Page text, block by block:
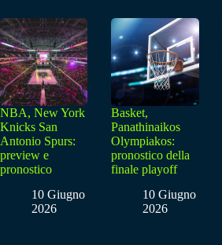
NBA, New York
Knicks San
Antonio Spurs:
preview e
pronostico
10 Giugno
2026
Basket,
Panathinaikos
Olympiakos:
pronostico della
finale playoff
10 Giugno
2026